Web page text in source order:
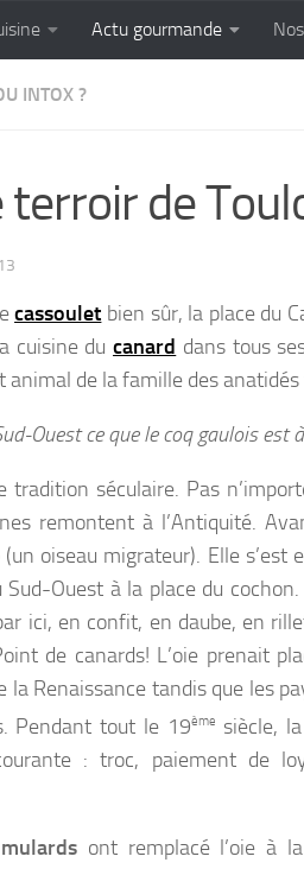
SANS
Actu gourmande
INTOX ?
terroir de
cassoulet bien sûr, la place du
cuisine ducanard dans tous
animal de la famille des
Ouest ce que le coq gaulois est
tradition séculaire. Pas
remontent à l’Antiquité.
(un oiseau migrateur). Elle s’est
Ouest à la place du
ici, en confit, en daube, en
de canards! L’oie prenait
Renaissance tandis que les
Pendant tout le 19ème
siècle,
: troc, paiement de
ont remplacé l’oie à